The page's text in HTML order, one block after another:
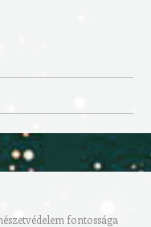
fontossága